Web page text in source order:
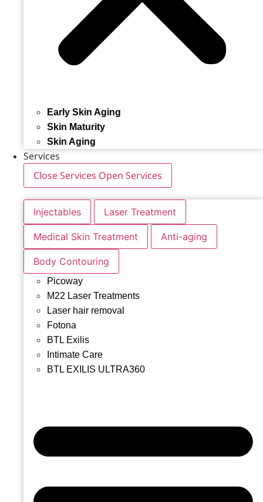
Early Skin Aging
Skin Maturity
Skin Aging
Services
Close Services Open Services
Injectables Laser Treatment
Medical Skin Treatment Anti-aging
Body Contouring
Picoway
M22 Laser Treatments
Laser hair removal
Fotona
BTL Exilis
Intimate Care
BTL EXILIS ULTRA360